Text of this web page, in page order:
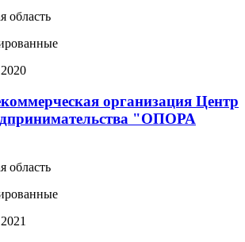
область
организация Центр
"ОПОРА
область